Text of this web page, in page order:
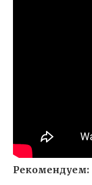
Рекомендуем: